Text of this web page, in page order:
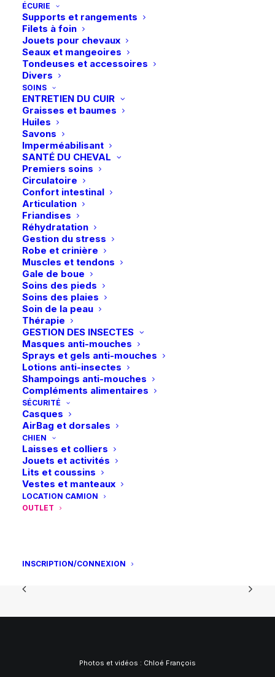
ÉCURIE
Supports et rangements
Filets à foin
Jouets pour chevaux
Seaux et mangeoires
Tondeuses et accessoires
Divers
SOINS
ENTRETIEN DU CUIR
Graisses et baumes
Huiles
Savons
Imperméabilisant
SANTÉ DU CHEVAL
Premiers soins
Circulatoire
Confort intestinal
Articulation
Friandises
Réhydratation
Gestion du stress
Robe et crinière
Muscles et tendons
Gale de boue
Soins des pieds
Soins des plaies
Soin de la peau
Thérapie
GESTION DES INSECTES
Masques anti-mouches
Sprays et gels anti-mouches
Lotions anti-insectes
Shampoings anti-mouches
Compléments alimentaires
SÉCURITÉ
Casques
AirBag et dorsales
CHIEN
Laisses et colliers
Jouets et activités
Lits et coussins
Vestes et manteaux
LOCATION CAMION
OUTLET
INSCRIPTION/CONNEXION
CHOIX DES OPTIONS
Ce
produit
a
plusieurs
variations.
Les
options
peuvent
être
choisies
sur
la
page
du
produit
LeMieux | T-shirt Mini Alex – Powder Blue
Paiements sécurisés
Retrait en magasin
Photos et vidéos : Chloé François